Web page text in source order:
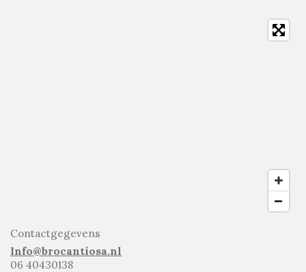
Contactgegevens
Info@brocantiosa.nl
06 40430138